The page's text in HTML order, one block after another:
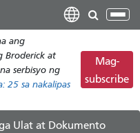
I-
ang
ang
Broderick at
serbisyo ng
25 sa nakalipas
Mag-
subscribe
Ulat at Dokumento